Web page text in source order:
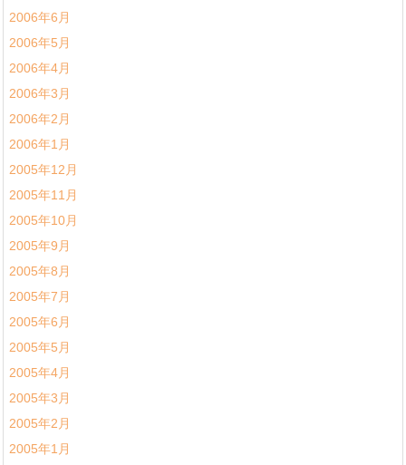
2006年6月
2006年5月
2006年4月
2006年3月
2006年2月
2006年1月
2005年12月
2005年11月
2005年10月
2005年9月
2005年8月
2005年7月
2005年6月
2005年5月
2005年4月
2005年3月
2005年2月
2005年1月